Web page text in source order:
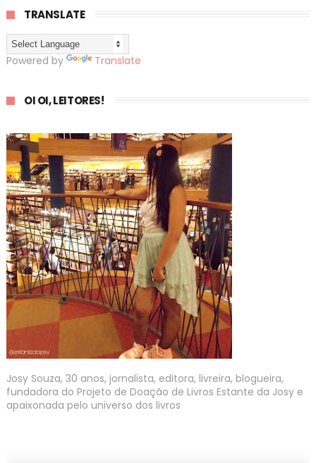
TRANSLATE
Powered by Translate
OI OI, LEITORES!
Josy Souza, 30 anos, jornalista, editora, livreira, blogueira,
fundadora do Projeto de Doação de Livros Estante da Josy e
apaixonada pelo universo dos livros